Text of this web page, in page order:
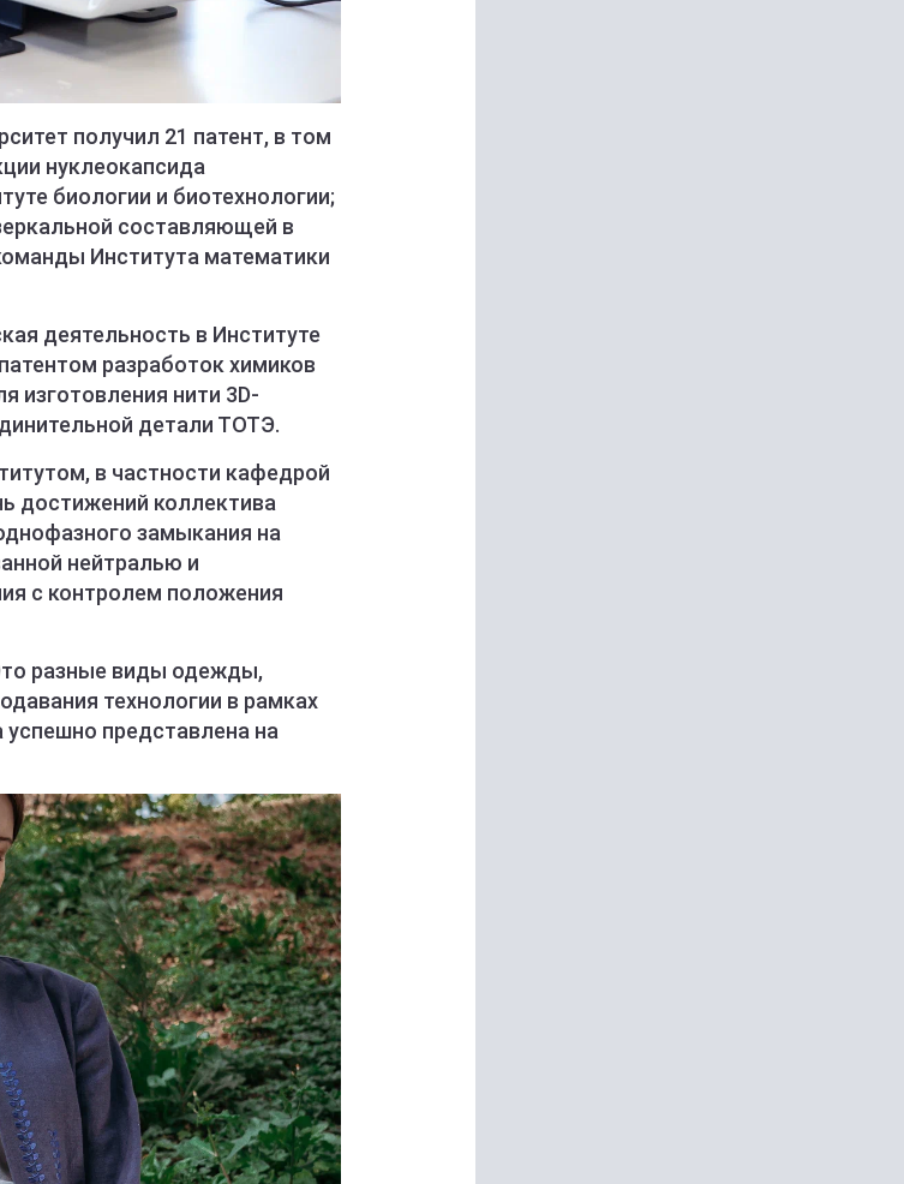
получил 21 патент, в том
нуклеокапсида
биологии и биотехнологии;
составляющей в
Института математики
деятельность в Институте
разработок химиков
изготовления нити 3D-
детали ТОТЭ.
в частности кафедрой
достижений коллектива
замыкания на
нейтралью и
с контролем положения
разные виды одежды,
технологии в рамках
успешно представлена на